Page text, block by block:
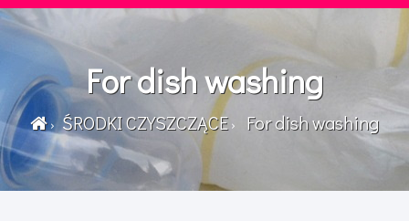
For dish washing
ŚRODKI CZYSZCZĄCE For dish washing